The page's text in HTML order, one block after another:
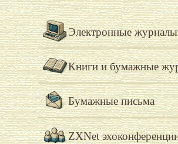
Электронные журналы
Книги и бумажные
Бумажные письма
ZXNet